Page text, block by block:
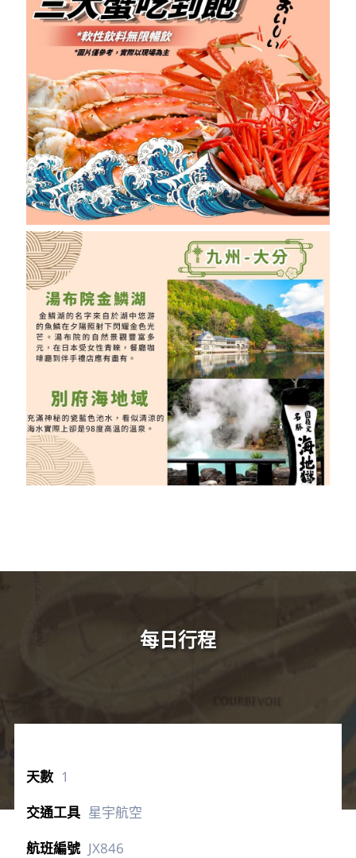
每日行程
1
星宇航空
JX846